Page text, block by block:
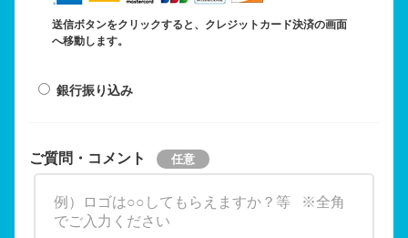
送信ボタンをクリックすると、クレジットカード決済の画面
へ移動します。
銀行振り込み
ご質問・コメント